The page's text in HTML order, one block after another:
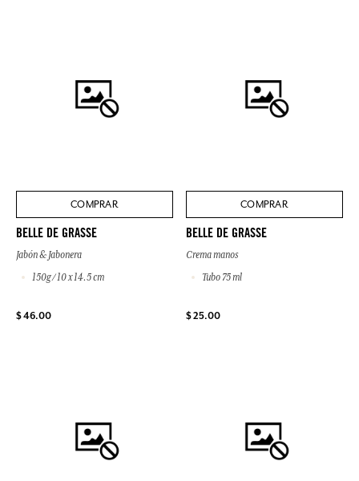
COMPRAR
BELLE DE GRASSE
Jabón & Jabonera
150g / 10 x 14.5 cm
$ 46.00
COMPRAR
BELLE DE GRASSE
Crema manos
Tubo 75 ml
$ 25.00